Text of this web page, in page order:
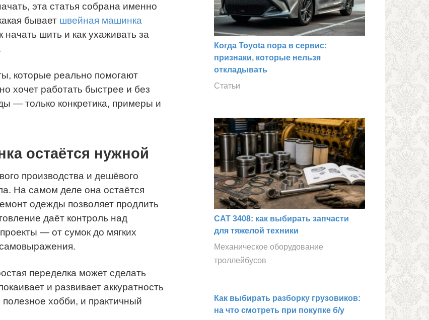
эта статья собрана именно
бывает швейная машинка
шить и как ухаживать за
которые реально помогают
хочет работать быстрее и без
— только конкретика, примеры и
остаётся нужной
производства и дешёвого
На самом деле она остаётся
одежды позволяет продлить
даёт контроль над
— от сумок до мягких
переделка может сделать
и развивает аккуратность
хобби, и практичный
Когда Toyota пора в сервис:
признаки, которые нельзя
откладывать
Статьи
CAT 3408: как выбирать запчасти
для тяжелой техники
Механическое оборудование
троллейбусов
Как выбирать разборку грузовиков:
на что смотреть при покупке б/у